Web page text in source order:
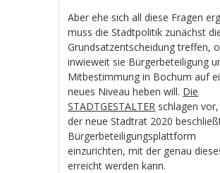
Aber ehe sich all diese Fragen
muss die Stadtpolitik zunächst
Grundsatzentscheidung treffen,
inwieweit sie Bürgerbeteiligung
Mitbestimmung in Bochum auf
neues Niveau heben will. Die
STADTGESTALTER schlagen
der neue Stadtrat 2020
Bürgerbeteiligungsplattform
einzurichten, mit der genau
erreicht werden kann.